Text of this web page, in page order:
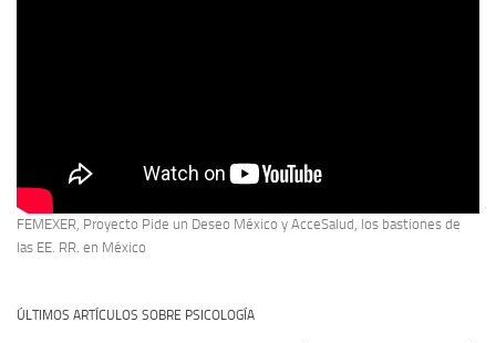
FEMEXER, Proyecto Pide un Deseo México y AcceSalud, los bastiones de
las EE. RR. en México
ÚLTIMOS ARTÍCULOS SOBRE PSICOLOGÍA